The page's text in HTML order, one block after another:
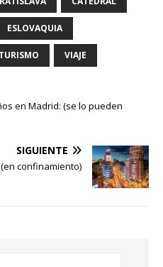
ESLOVAQUIA
TURISMO VIAJE
en Madrid: (se lo pueden
SIGUIENTE
confinamiento)